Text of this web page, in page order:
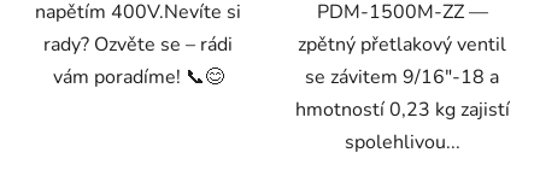
napětím 400V.Nevíte si
rady? Ozvěte se – rádi
vám poradíme! 📞😊
PDM-1500M-ZZ —
zpětný přetlakový ventil
se závitem 9/16"-18 a
hmotností 0,23 kg zajistí
spolehlivou...